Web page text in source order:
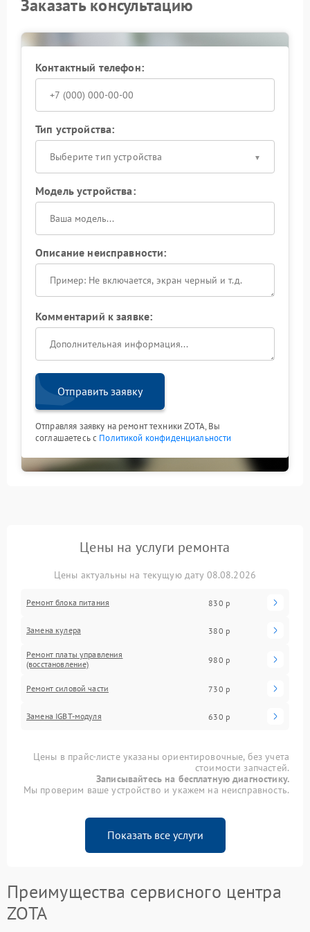
выявляем скрытые дефекты электронных
Доверьте диагностику и ремонт ИБП Zota
сейчас, чтобы вернуть устройству надежность и
стабильность!
Заказать консультацию
Контактный телефон:
Тип устройства:
Выберите тип устройства
Модель устройства:
Описание неисправности:
Комментарий к заявке:
Отправить заявку
Отправляя заявку на ремонт техники ZOTA, Вы
соглашаетесь с Политикой конфиденциальности
Цены на услуги ремонта
Цены актуальны на текущую дату 08.08.2026
Ремонт блока питания 830 р
Замена кулера 380 р
Ремонт платы управления
(восстановление)
980 р
Ремонт силовой части 730 р
Замена IGBT-модуля 630 р
Цены в прайс-листе указаны ориентировочные, без учета
стоимости запчастей.
Записывайтесь на бесплатную диагностику.
Мы проверим ваше устройство и укажем на неисправность.
Показать все услуги
Преимущества сервисного центра
ZOTA